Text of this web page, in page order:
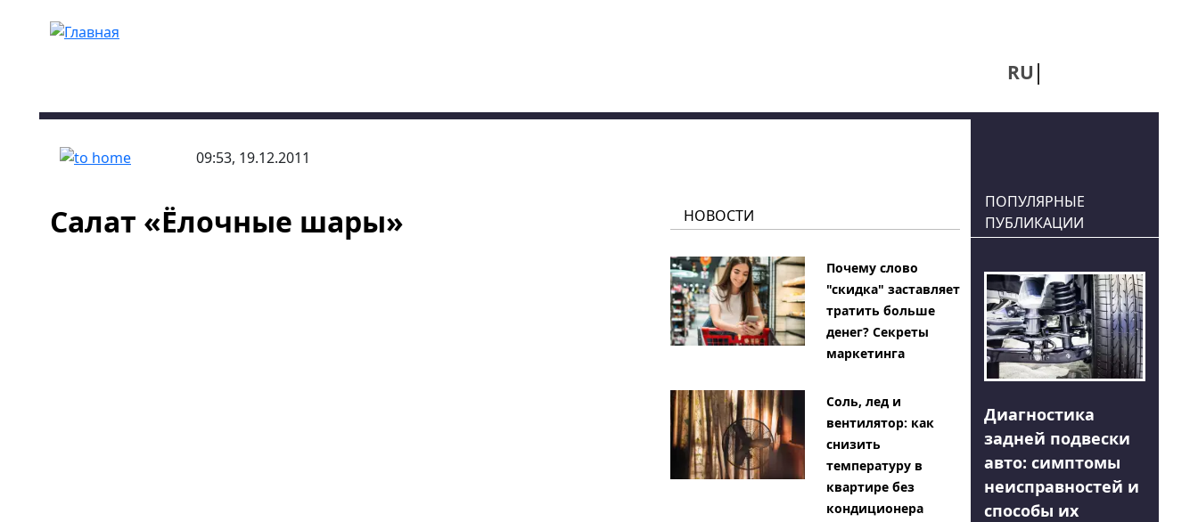
RU
09:53, 19.12.2011
Салат «Ёлочные шары» НОВОСТИ
Почему слово
"скидка" заставляет
тратить больше
денег? Секреты
маркетинга
Соль, лед и
вентилятор: как
снизить
температуру в
квартире без
кондиционера
ПОПУЛЯРНЫЕ
ПУБЛИКАЦИИ
Диагностика
задней подвески
авто: симптомы
неисправностей и
способы их